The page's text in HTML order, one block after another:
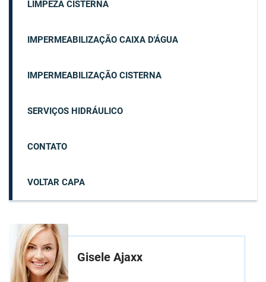
LIMPEZA CISTERNA
IMPERMEABILIZAÇÃO CAIXA D'ÁGUA
IMPERMEABILIZAÇÃO CISTERNA
SERVIÇOS HIDRÁULICO
CONTATO
VOLTAR CAPA
Gisele Ajaxx